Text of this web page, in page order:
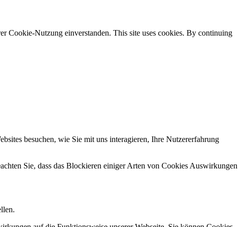
Cookie-Nutzung einverstanden. This site uses cookies. By continuing
besuchen, wie Sie mit uns interagieren, Ihre Nutzererfahrung
Sie, dass das Blockieren einiger Arten von Cookies Auswirkungen